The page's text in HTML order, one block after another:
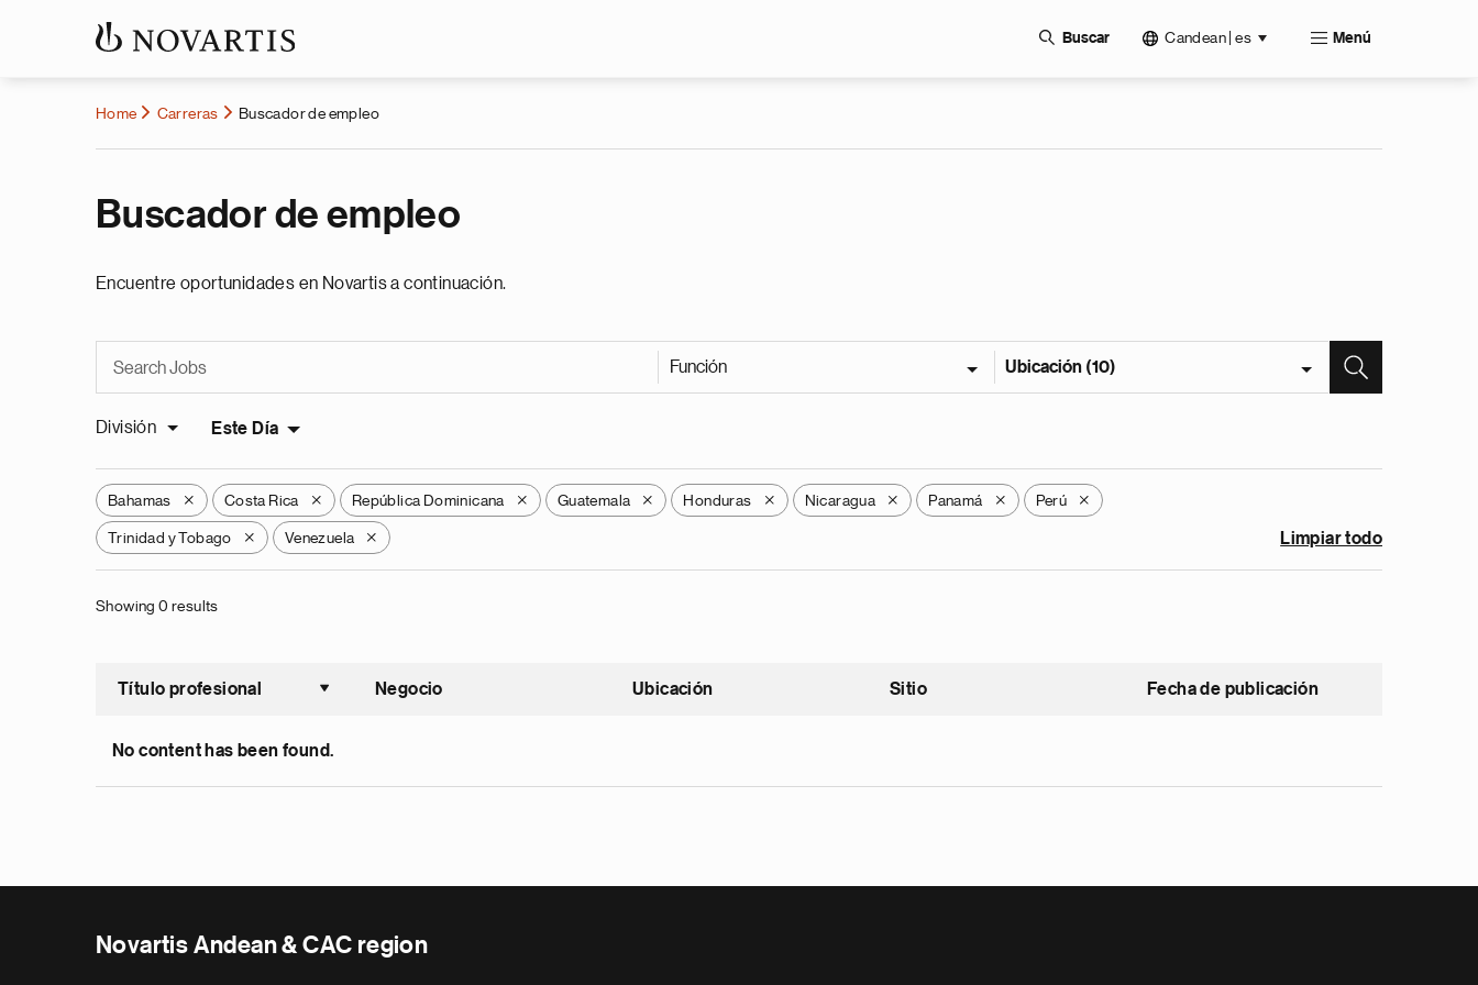
Buscar Candean | es Menú
Home Carreras Buscador de empleo
Buscador de empleo
Encuentre oportunidades en Novartis a continuación.
Función Ubicación (10)
División Este Día
Bahamas X Costa Rica X República Dominicana X Guatemala X Honduras X Nicaragua X Panamá X Perú X
Trinidad y Tobago X Venezuela X Limpiar todo
Showing 0 results
Título profesional
Ordenar ascendente
Negocio Ubicación Sitio Fecha de publicación
No content has been found.
Novartis Andean & CAC region